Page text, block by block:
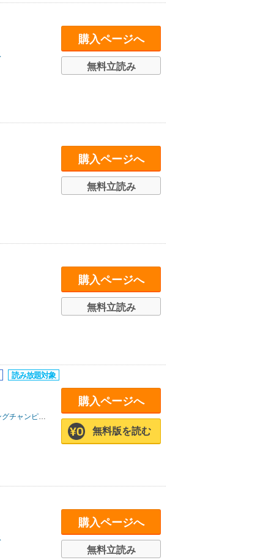
購入ページへ
無料立読み
購入ページへ
無料立読み
購入ページへ
無料立読み
ャンピオン
購入ページへ
無料版を読む
購入ページへ
無料立読み